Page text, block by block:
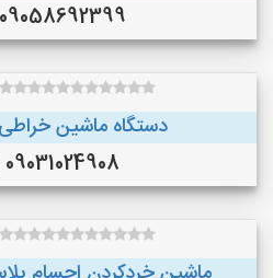
09058692399 (ارومیه)
دستگاه ماشین
09031024908 (ارومیه)